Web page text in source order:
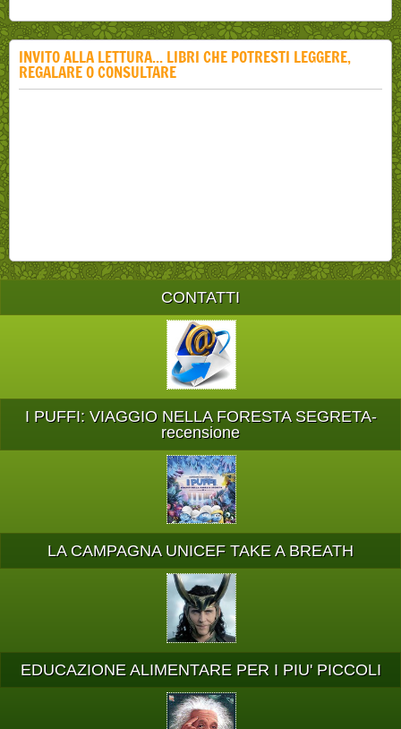
INVITO ALLA LETTURA... LIBRI CHE POTRESTI LEGGERE,
REGALARE O CONSULTARE
CONTATTI
I PUFFI: VIAGGIO NELLA FORESTA SEGRETA-
recensione
LA CAMPAGNA UNICEF TAKE A BREATH
EDUCAZIONE ALIMENTARE PER I PIU' PICCOLI